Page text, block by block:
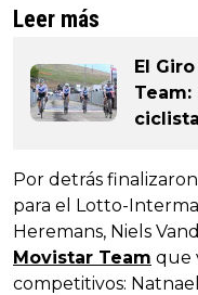
Leer más
El
Por detrás
para el Lotto-
Heremans, Niels
Movistar Team que
competitivos: